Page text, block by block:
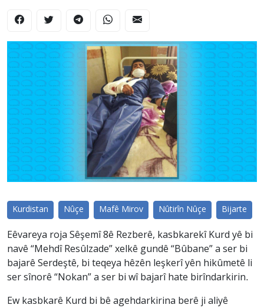
Kurdistan Nûçe Mafê Mirov Nûtirîn Nûçe Bijarte
Eêvareya roja Sêşemî 8ê Rezberê, kasbkarekî Kurd yê bi
navê “Mehdî Resûlzade” xelkê gundê “Bûbane” a ser bi
bajarê Serdeştê, bi teqeya hêzên leşkerî yên hikûmetê li
ser sînorê “Nokan” a ser bi wî bajarî hate birîndarkirin.
Ew kasbkarê Kurd bi bê agehdarkirina berê ji aliyê